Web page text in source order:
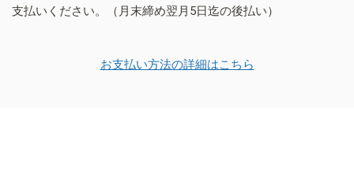
支払いください。（月末締め翌月5日迄の後払い）
お支払い方法の詳細はこちら